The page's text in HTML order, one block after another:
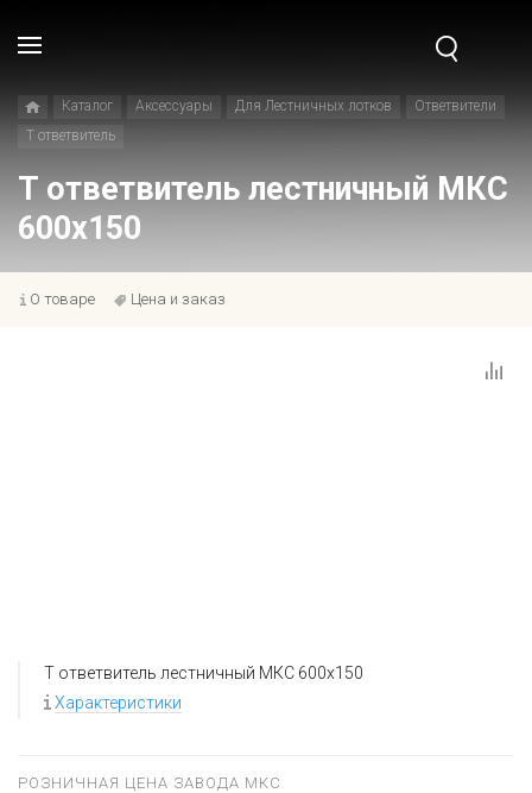
Каталог Аксессуары Для Лестничных лотков
Ответвители
T ответвитель
T ответвитель лестничный МКС
600x150
О товаре Цена и заказ
T ответвитель лестничный МКС 600x150
Характеристики
РОЗНИЧНАЯ ЦЕНА ЗАВОДА МКС